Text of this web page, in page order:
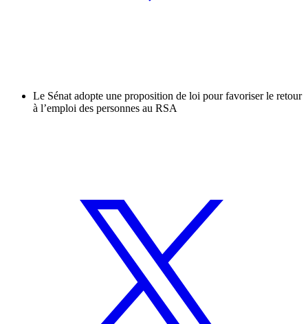
Le Sénat adopte une proposition de loi pour favoriser le retour
à l’emploi des personnes au RSA